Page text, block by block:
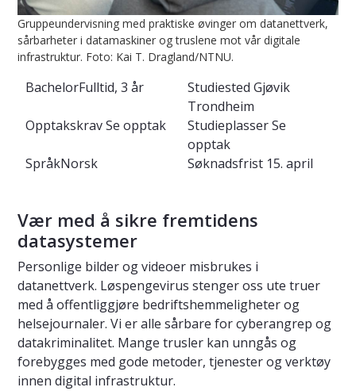
Gruppeundervisning med praktiske øvinger om datanettverk,
sårbarheter i datamaskiner og truslene mot vår digitale
infrastruktur. Foto: Kai T. Dragland/NTNU.
BachelorFulltid, 3 år Studiested Gjøvik
Trondheim
OpptakskravSe opptak StudieplasserSe
opptak
SpråkNorsk Søknadsfrist 15. april
Vær med å sikre fremtidens
datasystemer
Personlige bilder og videoer misbrukes i
datanettverk. Løspengevirus stenger oss ute truer
med å offentliggjøre bedriftshemmeligheter og
helsejournaler. Vi er alle sårbare for cyberangrep og
datakriminalitet. Mange trusler kan unngås og
forebygges med gode metoder, tjenester og verktøy
innen digital infrastruktur.